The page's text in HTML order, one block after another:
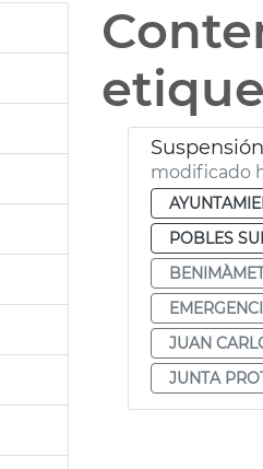
modificado
POBLES
JUAN
JUNTA